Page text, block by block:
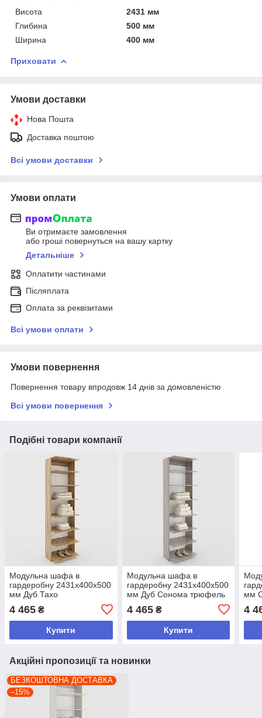
Висота
2431 мм
Глибина
500 мм
Ширина
400 мм
Приховати
Умови доставки
Нова Пошта
Доставка поштою
Всі умови доставки
Умови оплати
Ви отримаєте замовлення
або гроші повернуться на вашу картку
Детальніше
Оплатити частинами
Післяплата
Оплата за реквізитами
Всі умови оплати
Умови повернення
Повернення товару впродовж 14 днів за домовленістю
Всі умови повернення
Подібні товари компанії
Модульна шафа в
гардеробну 2431х400х500
мм Дуб Тахо
4 465 ₴
Купити
Модульна шафа в
гардеробну 2431х400х500
мм Дуб Сонома трюфель
4 465₴
Купити
мм
4
Акційні пропозиції та новинки
БЕЗКОШТОВНА ДОСТАВКА
–15%